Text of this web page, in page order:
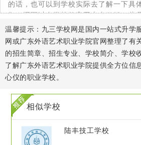
的话，也可以到学校实际去了解一下具
们，还可以在学校的官网上去了解一些
提供的信息相对于可信度比较高一些。
温馨提示：九三学校网是国内一站式升学
网或广东外语艺术职业学院官网整理了有
的招生简章、招生专业、学校简介、学校
了解广东外语艺术职业学院提供全方位信
心仪的职业学校。
相似学校
陆丰技工学校